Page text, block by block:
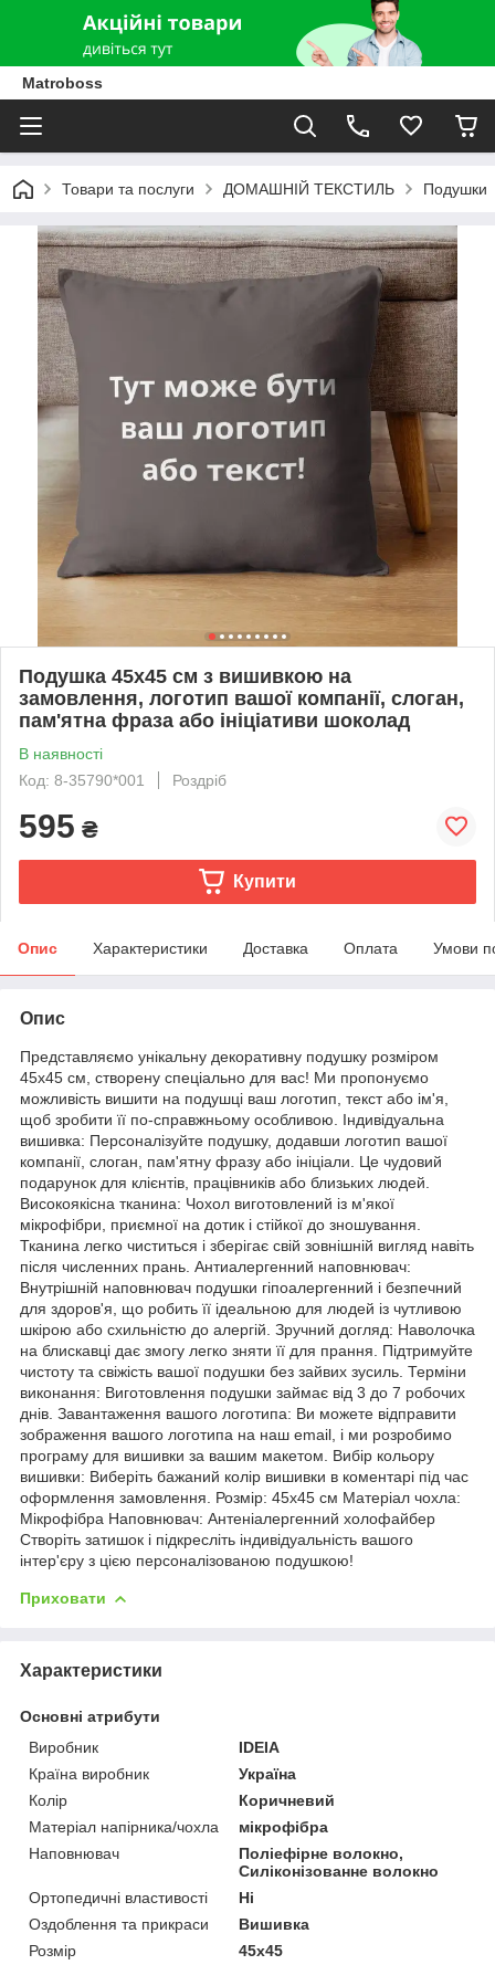
Matroboss
Товари та послуги ДОМАШНІЙ ТЕКСТИЛЬ Подушки
Подушка 45x45 см з вишивкою на
замовлення, логотип вашої компанії, слоган,
пам'ятна фраза або ініціативи шоколад
В наявності
Код: 8-35790*001
Роздріб
595 ₴
Купити
Опис Характеристики Доставка Оплата Умови
Опис
Представляємо унікальну декоративну подушку розміром
45x45 см, створену спеціально для вас! Ми пропонуємо
можливість вишити на подушці ваш логотип, текст або ім'я,
щоб зробити її по-справжньому особливою. Індивідуальна
вишивка: Персоналізуйте подушку, додавши логотип вашої
компанії, слоган, пам'ятну фразу або ініціали. Це чудовий
подарунок для клієнтів, працівників або близьких людей.
Високоякісна тканина: Чохол виготовлений із м'якої
мікрофібри, приємної на дотик і стійкої до зношування.
Тканина легко чиститься і зберігає свій зовнішній вигляд навіть
після численних прань. Антиалергенний наповнювач:
Внутрішній наповнювач подушки гіпоалергенний і безпечний
для здоров'я, що робить її ідеальною для людей із чутливою
шкірою або схильністю до алергій. Зручний догляд: Наволочка
на блискавці дає змогу легко зняти її для прання. Підтримуйте
чистоту та свіжість вашої подушки без зайвих зусиль. Терміни
виконання: Виготовлення подушки займає від 3 до 7 робочих
днів. Завантаження вашого логотипа: Ви можете відправити
зображення вашого логотипа на наш email, і ми розробимо
програму для вишивки за вашим макетом. Вибір кольору
вишивки: Виберіть бажаний колір вишивки в коментарі під час
оформлення замовлення. Розмір: 45x45 см Матеріал чохла:
Мікрофібра Наповнювач: Антеніалергенний холофайбер
Створіть затишок і підкресліть індивідуальність вашого
інтер'єру з цією персоналізованою подушкою!
Приховати
Характеристики
Основні атрибути
Виробник
IDEIA
Країна виробник
Україна
Колір
Коричневий
Матеріал напірника/чохла
мікрофібра
Наповнювач
Поліефірне волокно,
Силіконізованне волокно
Ортопедичні властивості
Ні
Оздоблення та прикраси
Вишивка
Розмір
45х45